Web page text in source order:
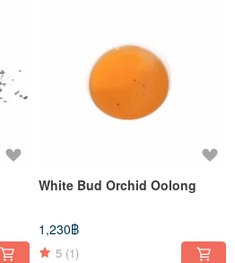
White Bud Orchid Oolong
1,230฿
5 (1)